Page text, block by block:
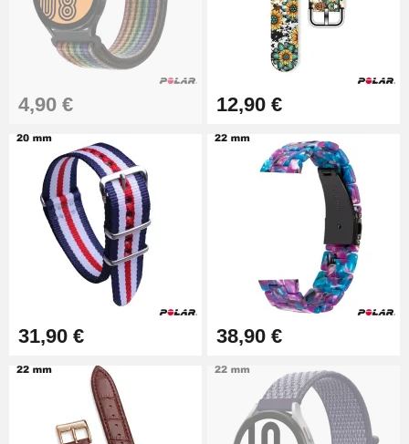
Extracteur de Bracelet de
4,90 € 12,90 €
31,90 € 38,90 €